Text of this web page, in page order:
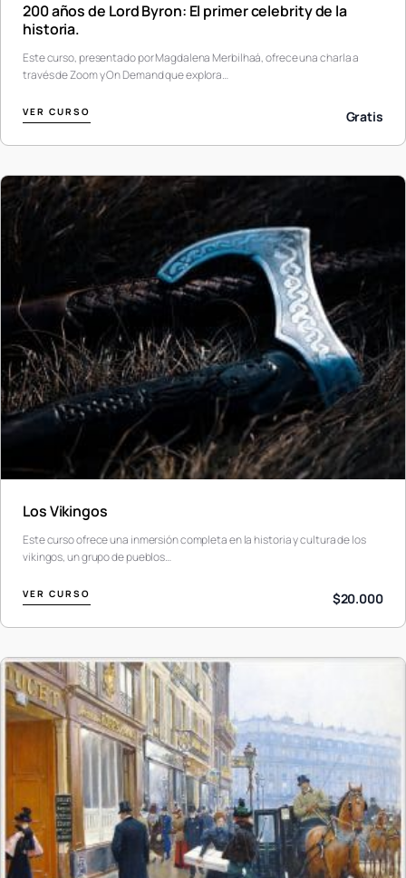
200 años de Lord Byron: El primer celebrity de la
historia.
Este curso, presentado por Magdalena Merbilhaá, ofrece una charla a
través de Zoom y On Demand que explora…
VER CURSO Gratis
Los Vikingos
Este curso ofrece una inmersión completa en la historia y cultura de los
vikingos, un grupo de pueblos…
VER CURSO $20.000